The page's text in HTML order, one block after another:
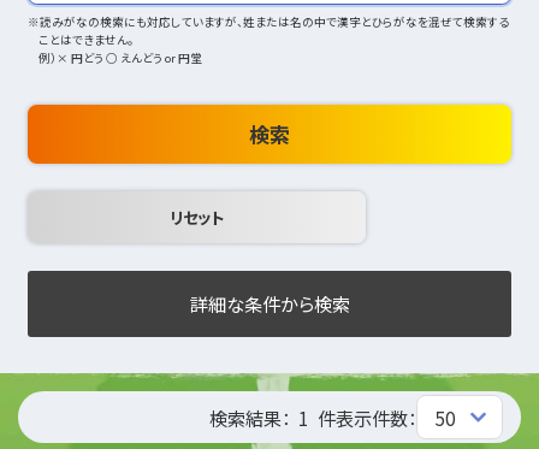
※読みがなの検索にも対応していますが、姓または名の中で漢字とひらがなを混ぜて検索する
ことはできません。
例）× 円どう ○ えんどう or 円堂
検索
詳細な条件から検索
検索結果： 1 件表示件数：